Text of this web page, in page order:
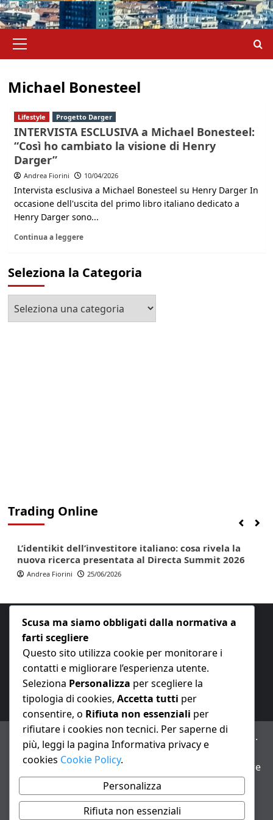
principale
Michael Bonesteel
Lifestyle Progetto Darger
INTERVISTA ESCLUSIVA a Michael Bonesteel:
“Così ho cambiato la visione di Henry
Darger”
Andrea Fiorini 10/04/2026
Intervista esclusiva a Michael Bonesteel su Henry Darger In
occasione dell'uscita del primo libro italiano dedicato a
Henry Darger sono...
Continua a leggere
Seleziona la Categoria
la
Trading Online
L’identikit dell’investitore italiano: cosa rivela la
nuova ricerca presentata al Directa Summit 2026
Andrea Fiorini 25/06/2026
E-mail:redazione@nuovaeconomia.it
ANNO XXIII – Testata giornalistica reg. Trib. Milano n.
487 del 20/9/2002 – Dir. resp. Andrea Fiorini
Avviso IA: alcuni articoli di questo sito possono essere
realizzati con il supporto di sistemi di intelligenza
artificiale con supervisione e verifica di un redattore
Informativa privacy e cookie
Scusa ma siamo obbligati dalla normativa a
farti scegliere
Questo sito utilizza cookie per monitorare i
contatti e migliorare l’esperienza utente.
Seleziona Personalizza per scegliere la
tipologia di cookies, Accetta tutti per
consentire, o Rifiuta non essenziali per
rifiutare i cookies non tecnici. Per saperne di
più, leggi la pagina Informativa privacy e
cookies Cookie Policy.
Personalizza
Rifiuta non essenziali